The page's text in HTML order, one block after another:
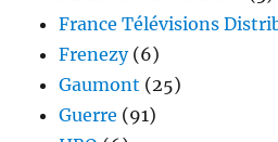
France Télévisions
Frenezy(6)
Gaumont (25)
Guerre (91)